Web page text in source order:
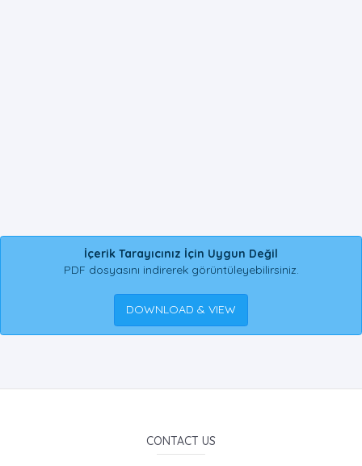
İçerik Tarayıcınız İçin Uygun Değil
PDF dosyasını indirerek görüntüleyebilirsiniz.
DOWNLOAD & VIEW
CONTACT US